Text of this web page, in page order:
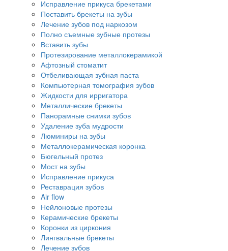
Исправление прикуса брекетами
Поставить брекеты на зубы
Лечение зубов под наркозом
Полно съемные зубные протезы
Вставить зубы
Протезирование металлокерамикой
Афтозный стоматит
Отбеливающая зубная паста
Компьютерная томография зубов
Жидкости для ирригатора
Металлические брекеты
Панорамные снимки зубов
Удаление зуба мудрости
Люминиры на зубы
Металлокерамическая коронка
Бюгельный протез
Мост на зубы
Исправление прикуса
Реставрация зубов
Air flow
Нейлоновые протезы
Керамические брекеты
Коронки из циркония
Лингвальные брекеты
Лечение зубов